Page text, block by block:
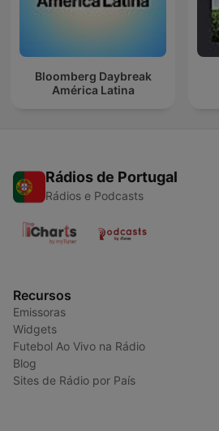
Bloomberg Daybreak
América Latina
Rádios de Portugal
Rádios e Podcasts
Recursos
Emissoras
Widgets
Futebol Ao Vivo na Rádio
Blog
Sites de Rádio por País